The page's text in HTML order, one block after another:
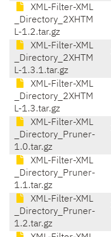
XML-Filter-XML
_Directory_2XHTM
L-1.2.tar.gz
XML-Filter-XML
_Directory_2XHTM
L-1.3.1.tar.gz
XML-Filter-XML
_Directory_2XHTM
L-1.3.tar.gz
XML-Filter-XML
_Directory_Pruner-
1.0.tar.gz
XML-Filter-XML
_Directory_Pruner-
1.1.tar.gz
XML-Filter-XML
_Directory_Pruner-
1.2.tar.gz